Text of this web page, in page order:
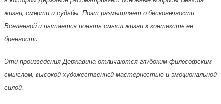
жизни, смерти и судьбы. Поэт размышляет о бесконечности
Вселенной и пытается понять смысл жизни в контексте ее
бренности.
Эти произведения Державина отличаются глубоким философским
смыслом, высокой художественной мастерностью и эмоциональной
силой.